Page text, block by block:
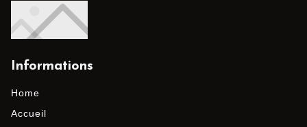
Informations
Home
Accueil